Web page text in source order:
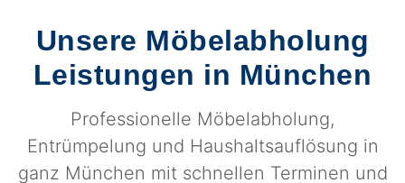
Unsere Möbelabholung
Leistungen in München
Professionelle Möbelabholung,
Entrümpelung und Haushaltsauflösung in
ganz München mit schnellen Terminen und